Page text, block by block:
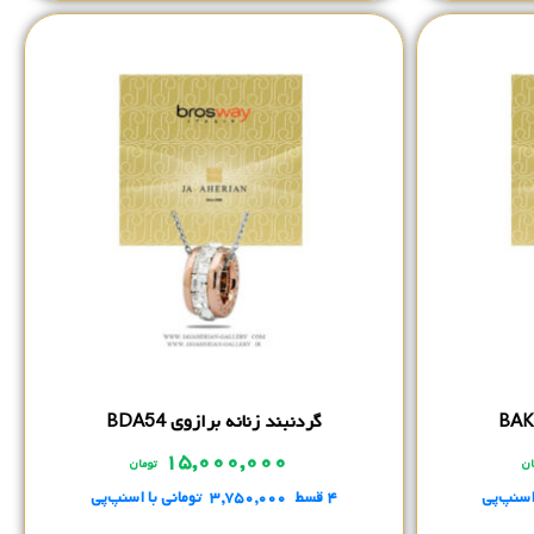
اسنپ‌پی
گردنبند زنانه برازوی BDA54
۱۵,۰۰۰,۰۰۰ تومان
۴ قسط ۳,۷۵۰,۰۰۰ تومانیبا اسنپ‌پی